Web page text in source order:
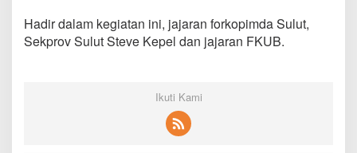
Hadir dalam kegiatan ini, jajaran forkopimda Sulut,
Sekprov Sulut Steve Kepel dan jajaran FKUB.
Ikuti Kami